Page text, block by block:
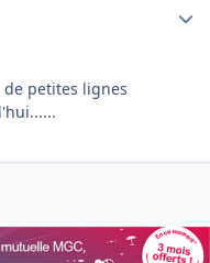
de petites lignes